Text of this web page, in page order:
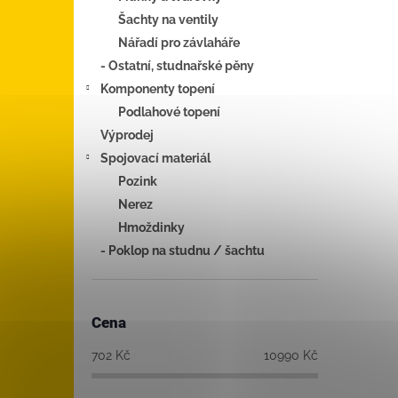
Šachty na ventily
Nářadí pro závlaháře
- Ostatní, studnařské pěny
Komponenty topení
Podlahové topení
Výprodej
Spojovací materiál
Pozink
Nerez
Hmoždinky
- Poklop na studnu / šachtu
Cena
702 Kč 10990 Kč